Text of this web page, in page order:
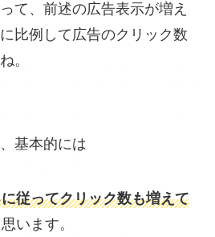
て、前述の広告表示が増え
比例して広告のクリック数
。
基本的には
従ってクリック数も増えて
います。